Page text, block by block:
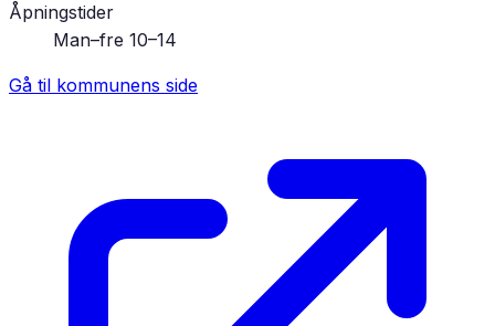
Åpningstider
Man–fre 10–14
Gå til kommunens side